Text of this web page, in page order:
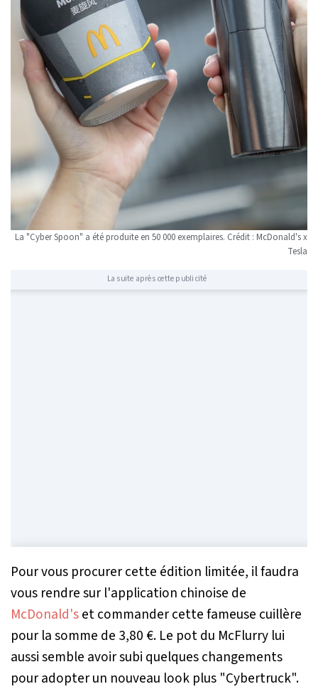
La "Cyber Spoon" a été produite en 50 000 exemplaires. Crédit : McDonald's x
Tesla
La suite après cette publicité
Pour vous procurer cette édition limitée, il faudra
vous rendre sur l'application chinoise de
McDonald'set commander cette fameuse cuillère
pour la somme de 3,80 €. Le pot du McFlurry lui
aussi semble avoir subi quelques changements
pour adopter un nouveau look plus "Cybertruck".